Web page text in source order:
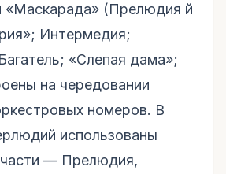
«Маскарада» (Прелюдия й
Интермедия;
«Слепая дама»;
на чередовании
номеров. В
использованы
— Прелюдия,